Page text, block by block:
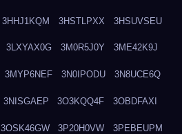
3HHJ1KQM 3HSTLPXX 3HSUVSEU
3LXYAX0G 3M0R5J0Y 3ME42K9J
3MYP6NEF 3N0IPODU 3N8UCE6Q
3NISGAEP 3O3KQQ4F 3OBDFAXI
3OSK46GW 3P20H0VW 3PEBEUPM